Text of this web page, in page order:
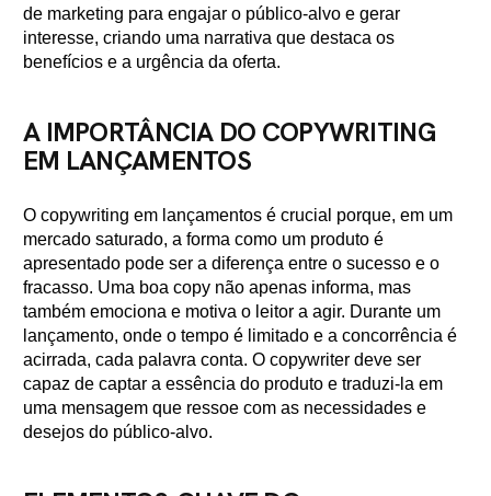
de marketing para engajar o público-alvo e gerar
interesse, criando uma narrativa que destaca os
benefícios e a urgência da oferta.
A IMPORTÂNCIA DO COPYWRITING
EM LANÇAMENTOS
O copywriting em lançamentos é crucial porque, em um
mercado saturado, a forma como um produto é
apresentado pode ser a diferença entre o sucesso e o
fracasso. Uma boa copy não apenas informa, mas
também emociona e motiva o leitor a agir. Durante um
lançamento, onde o tempo é limitado e a concorrência é
acirrada, cada palavra conta. O copywriter deve ser
capaz de captar a essência do produto e traduzi-la em
uma mensagem que ressoe com as necessidades e
desejos do público-alvo.